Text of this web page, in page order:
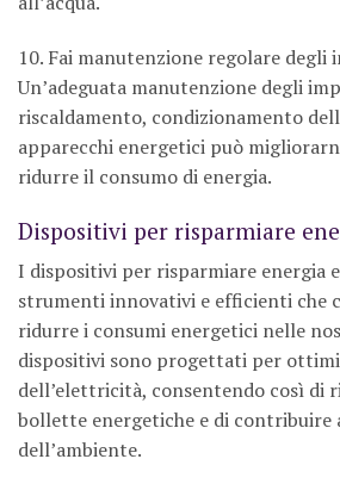
10. Fai manutenzione regolare degli
Un’adeguata manutenzione degli
riscaldamento, condizionamento
apparecchi energetici può
ridurre il consumo di energia.
Dispositivi per risparmiare
I dispositivi per risparmiare energia
strumenti innovativi e efficienti che
ridurre i consumi energetici nelle
dispositivi sono progettati per
dell’elettricità, consentendo così di
bollette energetiche e di contribuire
dell’ambiente.